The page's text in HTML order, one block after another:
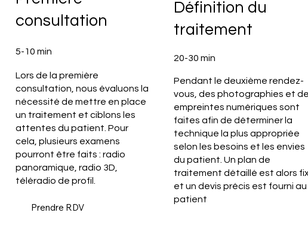
consultation
Lors de la première
consultation, nous évaluons la
nécessité de mettre en place
un traitement et ciblons les
attentes du patient. Pour
cela, plusieurs examens
pourront être faits : radio
panoramique, radio 3D,
téléradio de profil.
5-10 min
Prendre RDV
Définition du
traitement
20-30 min
Pendant le deuxième rendez-
vous, des photographies et
empreintes numériques sont
faites afin de déterminer la
technique la plus appropriée
selon les besoins et les envies
du patient. Un plan de
traitement détaillé est alors
et un devis précis est fourni au
patient